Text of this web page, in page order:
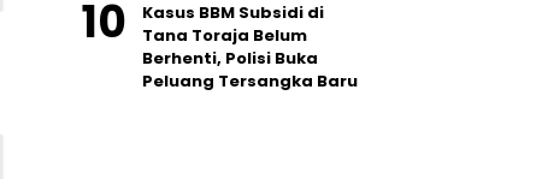
Kasus BBM Subsidi di
Tana Toraja Belum
Berhenti, Polisi Buka
Peluang Tersangka Baru